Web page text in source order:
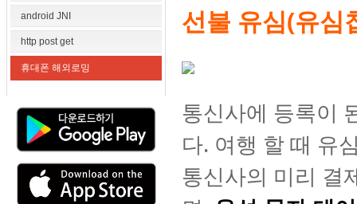
android JNI
http post get
휴대폰 해외로밍
선불 유심(유심
통신사에 등록이
다. 여행 할 때 유
통신사의 미리 결